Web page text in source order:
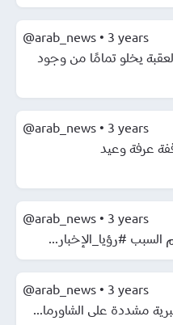
@arab_news • 3 years
يخلو تمامًا من وجود
@arab_news • 3 years
عرفة وعيد
@arab_news • 3 years
السبب #رؤيا_الإخبار...
@arab_news • 3 years
مشددة على الشاورما...